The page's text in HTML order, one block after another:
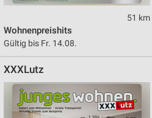
51 km
Wohnenpreishits
Gültig bis Fr. 14.08.
XXXLutz